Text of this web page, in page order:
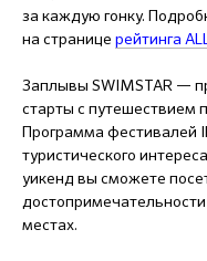
за каждую гонку.
на странице рейтинга
Заплывы SWIMSTAR —
старты с путешествием
Программа фестивалей
туристического
уикенд вы сможете
местах.